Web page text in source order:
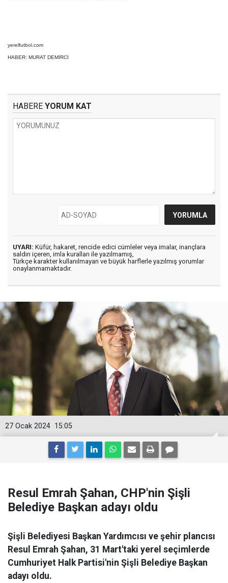
yerelfutbol.com
HABER: MURAT DEMİRCİ
HABERE YORUM KAT
UYARI: Küfür, hakaret, rencide edici cümleler veya imalar, inançlara
saldırı içeren, imla kuralları ile yazılmamış,
Türkçe karakter kullanılmayan ve büyük harflerle yazılmış yorumlar
onaylanmamaktadır.
15:05
27 Ocak 2024
Resul Emrah Şahan, CHP'nin Şişli
Belediye Başkan adayı oldu
Şişli Belediyesi Başkan Yardımcısı ve şehir plancısı
Resul Emrah Şahan, 31 Mart'taki yerel seçimlerde
Cumhuriyet Halk Partisi'nin Şişli Belediye Başkan
adayı oldu.